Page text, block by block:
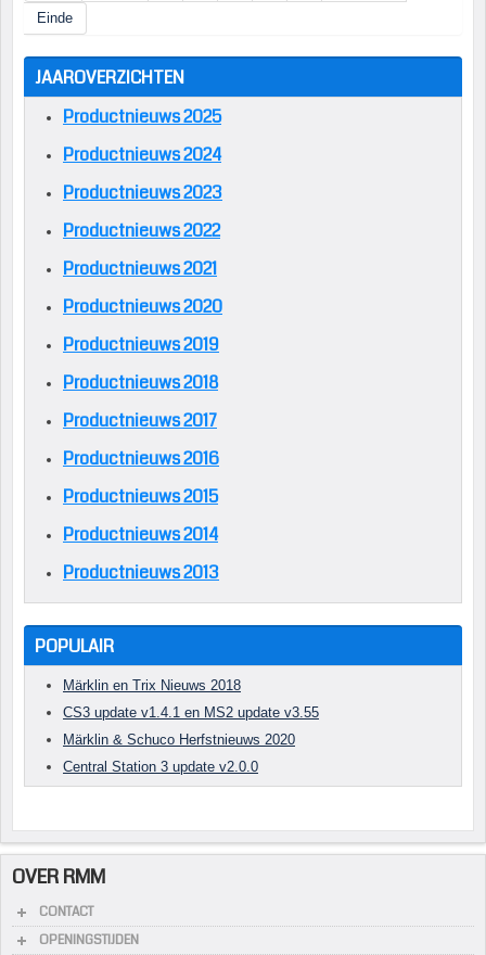
Einde
JAAROVERZICHTEN
Productnieuws 2025
Productnieuws 2024
Productnieuws 2023
Productnieuws 2022
Productnieuws 2021
Productnieuws 2020
Productnieuws 2019
Productnieuws 2018
Productnieuws 2017
Productnieuws 2016
Productnieuws 2015
Productnieuws 2014
Productnieuws 2013
POPULAIR
Märklin en Trix Nieuws 2018
CS3 update v1.4.1 en MS2 update v3.55
Märklin & Schuco Herfstnieuws 2020
Central Station 3 update v2.0.0
OVER RMM
CONTACT
OPENINGSTIJDEN